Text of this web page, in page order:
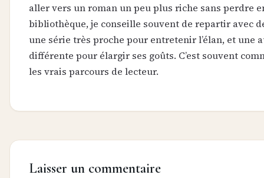
aller vers un roman un peu plus riche sans perdre
bibliothèque, je conseille souvent de repartir avec
une série très proche pour entretenir l’élan, et une
différente pour élargir ses goûts. C’est souvent
les vrais parcours de lecteur.
Laisser un commentaire